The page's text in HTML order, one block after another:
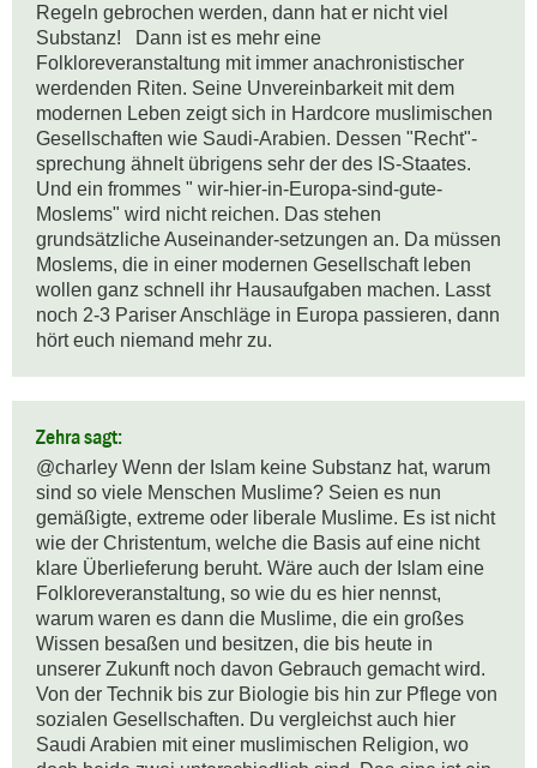
Regeln gebrochen werden, dann hat er nicht viel
Substanz!   Dann ist es mehr eine
Folkloreveranstaltung mit immer anachronistischer
werdenden Riten. Seine Unvereinbarkeit mit dem
modernen Leben zeigt sich in Hardcore muslimischen
Gesellschaften wie Saudi-Arabien. Dessen "Recht"-
sprechung ähnelt übrigens sehr der des IS-Staates.
Und ein frommes " wir-hier-in-Europa-sind-gute-
Moslems" wird nicht reichen. Das stehen
grundsätzliche Auseinander-setzungen an. Da müssen
Moslems, die in einer modernen Gesellschaft leben
wollen ganz schnell ihr Hausaufgaben machen. Lasst
noch 2-3 Pariser Anschläge in Europa passieren, dann
hört euch niemand mehr zu.
Zehra sagt:
@charley Wenn der Islam keine Substanz hat, warum
sind so viele Menschen Muslime? Seien es nun
gemäßigte, extreme oder liberale Muslime. Es ist nicht
wie der Christentum, welche die Basis auf eine nicht
klare Überlieferung beruht. Wäre auch der Islam eine
Folkloreveranstaltung, so wie du es hier nennst,
warum waren es dann die Muslime, die ein großes
Wissen besaßen und besitzen, die bis heute in
unserer Zukunft noch davon Gebrauch gemacht wird.
Von der Technik bis zur Biologie bis hin zur Pflege von
sozialen Gesellschaften. Du vergleichst auch hier
Saudi Arabien mit einer muslimischen Religion, wo